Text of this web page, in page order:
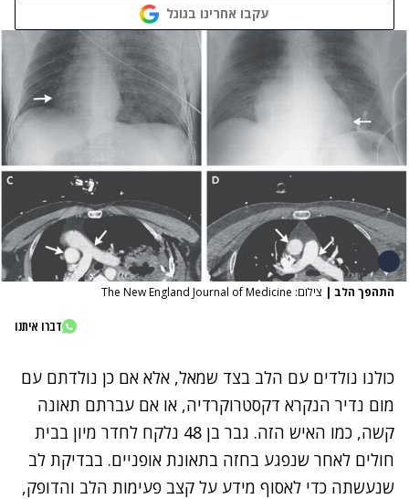
עקבו אחרינו בגוגל
התהפך הלב | צילום: The New England Journal of Medicine
דברו איתנו
כולנו נולדים עם הלב בצד שמאל, אלא אם כן נולדתם עם
מום נדיר הנקרא דקסטרוקרדיה, או אם עברתם תאונה
קשה, כמו האיש הזה. גבר בן 48 נלקח לחדר מיון בבית
חולים לאחר שנפגע בחזה בתאונת אופניים. בבדיקת לב
שנעשתה כדי לאסוף מידע על קצב פעימות הלב והדופק,